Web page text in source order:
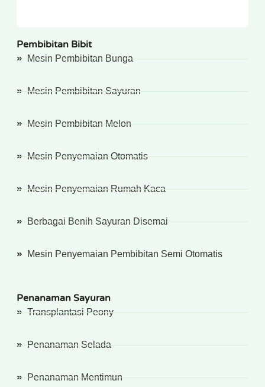
Pembibitan Bibit
Mesin Pembibitan Bunga
Mesin Pembibitan Sayuran
Mesin Pembibitan Melon
Mesin Penyemaian Otomatis
Mesin Penyemaian Rumah Kaca
Berbagai Benih Sayuran Disemai
Mesin Penyemaian Pembibitan Semi Otomatis
Penanaman Sayuran
Transplantasi Peony
Penanaman Selada
Penanaman Mentimun